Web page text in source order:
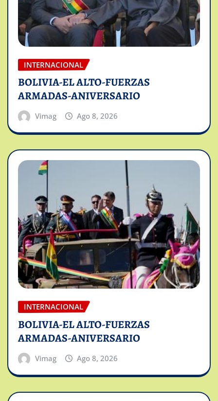
INTERNACIONAL
BOLIVIA-EL ALTO-FUERZAS
ARMADAS-ANIVERSARIO
Vimag Ago 8, 2026
INTERNACIONAL
BOLIVIA-EL ALTO-FUERZAS
ARMADAS-ANIVERSARIO
Vimag Ago 8, 2026